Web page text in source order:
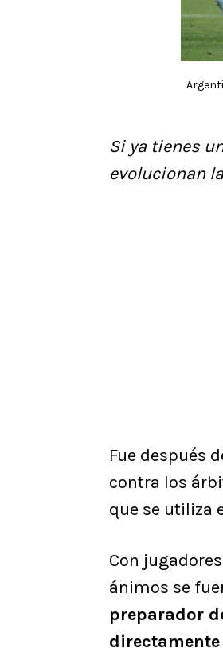
Si ya tienes
evolucionan
Fue después
contra los
que se utiliza
Con
ánimos se
preparador